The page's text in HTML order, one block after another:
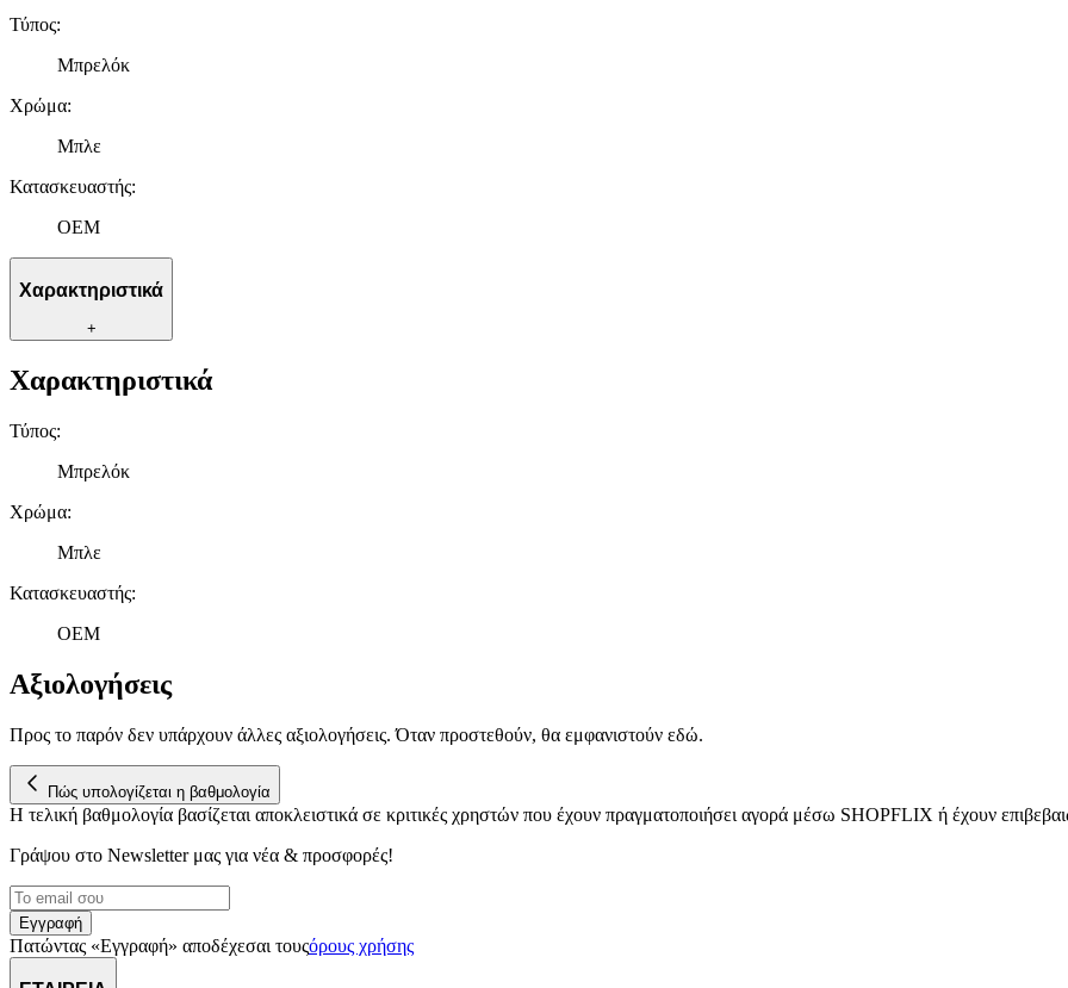
Τύπος:
Μπρελόκ
Χρώμα:
Μπλε
Κατασκευαστής:
ΟΕΜ
Χαρακτηριστικά
+
Χαρακτηριστικά
Τύπος:
Μπρελόκ
Χρώμα:
Μπλε
Κατασκευαστής:
ΟΕΜ
Αξιολογήσεις
Προς το παρόν δεν υπάρχουν άλλες αξιολογήσεις. Όταν προστεθούν, θα εμφανιστούν εδώ.
Πώς υπολογίζεται η βαθμολογία
Η τελική βαθμολογία βασίζεται αποκλειστικά σε κριτικές χρηστών που έχουν πραγματοποιήσει αγορά μέσω SHOPFLIX ή έχουν
Γράψου στο Νewsletter μας για νέα & προσφορές!
Εγγραφή
Πατώντας «Εγγραφή» αποδέχεσαι τουςόρους χρήσης